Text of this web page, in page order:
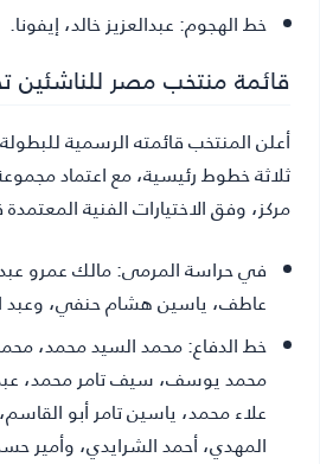
خط الهجوم:عبدالعزيز خالد، إيفونا.
قائمة منتخب مصر للناشئين تحت
أعلن المنتخب قائمته الرسمية
ثلاثة خطوط رئيسية، مع اعتماد
مركز، وفق الاختيارات الفنية
في حراسة المرمى:مالك عمرو
عاطف، ياسين هشام حنفي، وعبد
خط الدفاع:محمد السيد محمد،
محمد يوسف، سيف تامر محمد،
علاء محمد، ياسين تامر أبو
المهدي، أحمد الشرايدي، وأمير